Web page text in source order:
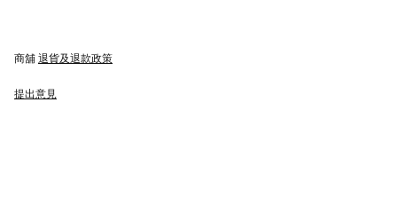
商舖 退貨及退款政策
提出意見